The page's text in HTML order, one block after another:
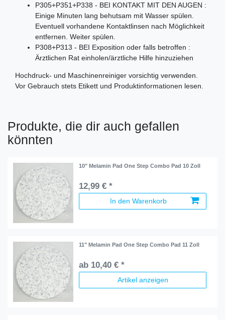
P305+P351+P338 - BEI KONTAKT MIT DEN AUGEN :
Einige Minuten lang behutsam mit Wasser spülen.
Eventuell vorhandene Kontaktlinsen nach Möglichkeit
entfernen. Weiter spülen.
P308+P313 - BEI Exposition oder falls betroffen :
Ärztlichen Rat einholen/ärztliche Hilfe hinzuziehen
Hochdruck- und Maschinenreiniger vorsichtig verwenden.
Vor Gebrauch stets Etikett und Produktinformationen lesen.
Produkte, die dir auch gefallen
könnten
10" Melamin Pad One Step Combo Pad 10 Zoll
12,99 € *
In den Warenkorb
11" Melamin Pad One Step Combo Pad 11 Zoll
ab 10,40 € *
Artikel anzeigen